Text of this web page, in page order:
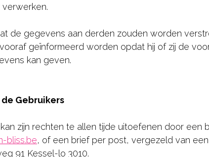
verwerken.
de gegevens aan derden zouden worden
geïnformeerd worden opdat hij of zij de
kan geven.
Gebruikers
zijn rechten te allen tijde uitoefenen door
bliss.be, of een brief per post, vergezeld van
91 Kessel-lo 3010.